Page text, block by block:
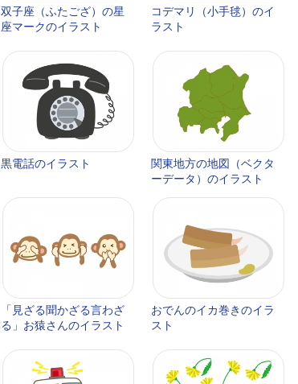
双子座（ふたござ）の星
座マークのイラスト
コデマリ（小手毬）のイ
ラスト
黒電話のイラスト
関東地方の地図（ベクタ
ーデータ）のイラスト
「見ざる聞かざる言わざ
る」お猿さんのイラスト
おでんのイカ巻きのイラ
スト